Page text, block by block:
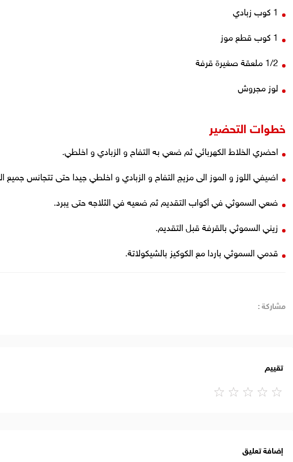
1 كوب زبادي
1 كوب قطع موز
1/2 ملعقة صغيرة قرفة
لوز مجروش
خطوات التحضير
احضري الخلاط الكهربائي ثم ضعي به التفاح و الزبادي و اخلطي.
اضيفي اللوز و الموز الى مزيج التفاح و الزبادي و اخلطي جيدا حتى تتجانس جميع
ضعي السموثي في أكواب التقديم ثم ضعيه في الثلاجه حتى يبرد.
زيني السموثي بالقرفة قبل التقديم.
قدمي السموثي باردا مع الكوكيز بالشيكولاتة.
مشاركة :
تقييم
إضافة تعليق